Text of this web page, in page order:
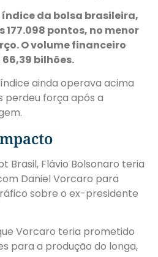
da bolsa brasileira,
177.098 pontos, no menor
O volume financeiro
bilhões.
ainda operava acima
perdeu força após a
Brasil, Flávio Bolsonaro teria
Daniel Vorcaro para
sobre o ex-presidente
Vorcaro teria prometido
para a produção do longa,